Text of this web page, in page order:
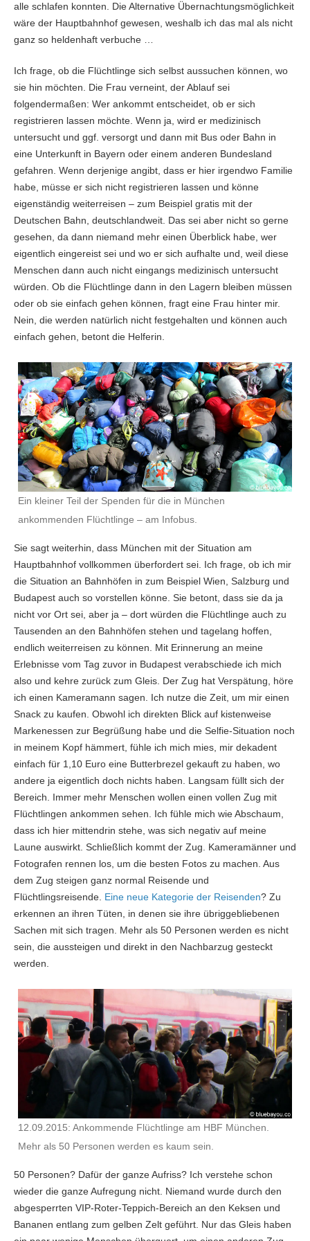
alle schlafen konnten. Die Alternative Übernachtungsmöglichkeit
wäre der Hauptbahnhof gewesen, weshalb ich das mal als nicht
ganz so heldenhaft verbuche …
Ich frage, ob die Flüchtlinge sich selbst aussuchen können, wo
sie hin möchten. Die Frau verneint, der Ablauf sei
folgendermaßen: Wer ankommt entscheidet, ob er sich
registrieren lassen möchte. Wenn ja, wird er medizinisch
untersucht und ggf. versorgt und dann mit Bus oder Bahn in
eine Unterkunft in Bayern oder einem anderen Bundesland
gefahren. Wenn derjenige angibt, dass er hier irgendwo Familie
habe, müsse er sich nicht registrieren lassen und könne
eigenständig weiterreisen – zum Beispiel gratis mit der
Deutschen Bahn, deutschlandweit. Das sei aber nicht so gerne
gesehen, da dann niemand mehr einen Überblick habe, wer
eigentlich eingereist sei und wo er sich aufhalte und, weil diese
Menschen dann auch nicht eingangs medizinisch untersucht
würden. Ob die Flüchtlinge dann in den Lagern bleiben müssen
oder ob sie einfach gehen können, fragt eine Frau hinter mir.
Nein, die werden natürlich nicht festgehalten und können auch
einfach gehen, betont die Helferin.
Ein kleiner Teil der Spenden für die in München
ankommenden Flüchtlinge – am Infobus.
Sie sagt weiterhin, dass München mit der Situation am
Hauptbahnhof vollkommen überfordert sei. Ich frage, ob ich mir
die Situation an Bahnhöfen in zum Beispiel Wien, Salzburg und
Budapest auch so vorstellen könne. Sie betont, dass sie da ja
nicht vor Ort sei, aber ja – dort würden die Flüchtlinge auch zu
Tausenden an den Bahnhöfen stehen und tagelang hoffen,
endlich weiterreisen zu können. Mit Erinnerung an meine
Erlebnisse vom Tag zuvor in Budapest verabschiede ich mich
also und kehre zurück zum Gleis. Der Zug hat Verspätung, höre
ich einen Kameramann sagen. Ich nutze die Zeit, um mir einen
Snack zu kaufen. Obwohl ich direkten Blick auf kistenweise
Markenessen zur Begrüßung habe und die Selfie-Situation noch
in meinem Kopf hämmert, fühle ich mich mies, mir dekadent
einfach für 1,10 Euro eine Butterbrezel gekauft zu haben, wo
andere ja eigentlich doch nichts haben. Langsam füllt sich der
Bereich. Immer mehr Menschen wollen einen vollen Zug mit
Flüchtlingen ankommen sehen. Ich fühle mich wie Abschaum,
dass ich hier mittendrin stehe, was sich negativ auf meine
Laune auswirkt. Schließlich kommt der Zug. Kameramänner und
Fotografen rennen los, um die besten Fotos zu machen. Aus
dem Zug steigen ganz normal Reisende und
Flüchtlingsreisende. Eine neue Kategorie der Reisenden? Zu
erkennen an ihren Tüten, in denen sie ihre übriggebliebenen
Sachen mit sich tragen. Mehr als 50 Personen werden es nicht
sein, die aussteigen und direkt in den Nachbarzug gesteckt
werden.
12.09.2015: Ankommende Flüchtlinge am HBF München.
Mehr als 50 Personen werden es kaum sein.
50 Personen? Dafür der ganze Aufriss? Ich verstehe schon
wieder die ganze Aufregung nicht. Niemand wurde durch den
abgesperrten VIP-Roter-Teppich-Bereich an den Keksen und
Bananen entlang zum gelben Zelt geführt. Nur das Gleis haben